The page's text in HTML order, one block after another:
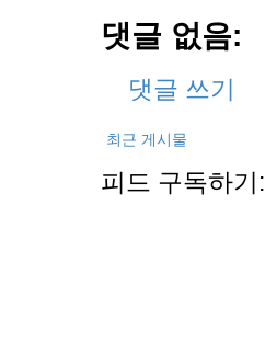
댓글 없음:
댓글 쓰기
최근 게시물
피드 구독하기: